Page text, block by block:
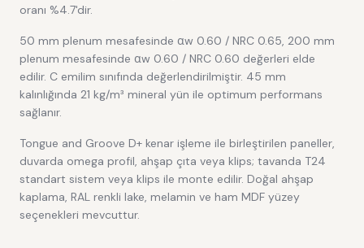
oranı %4.7'dir.
50 mm plenum mesafesinde αw 0.60 / NRC 0.65, 200 mm
plenum mesafesinde αw 0.60 / NRC 0.60 değerleri elde
edilir. C emilim sınıfında değerlendirilmiştir. 45 mm
kalınlığında 21 kg/m³ mineral yün ile optimum performans
sağlanır.
Tongue and Groove D+ kenar işleme ile birleştirilen paneller,
duvarda omega profil, ahşap çıta veya klips; tavanda T24
standart sistem veya klips ile monte edilir. Doğal ahşap
kaplama, RAL renkli lake, melamin ve ham MDF yüzey
seçenekleri mevcuttur.